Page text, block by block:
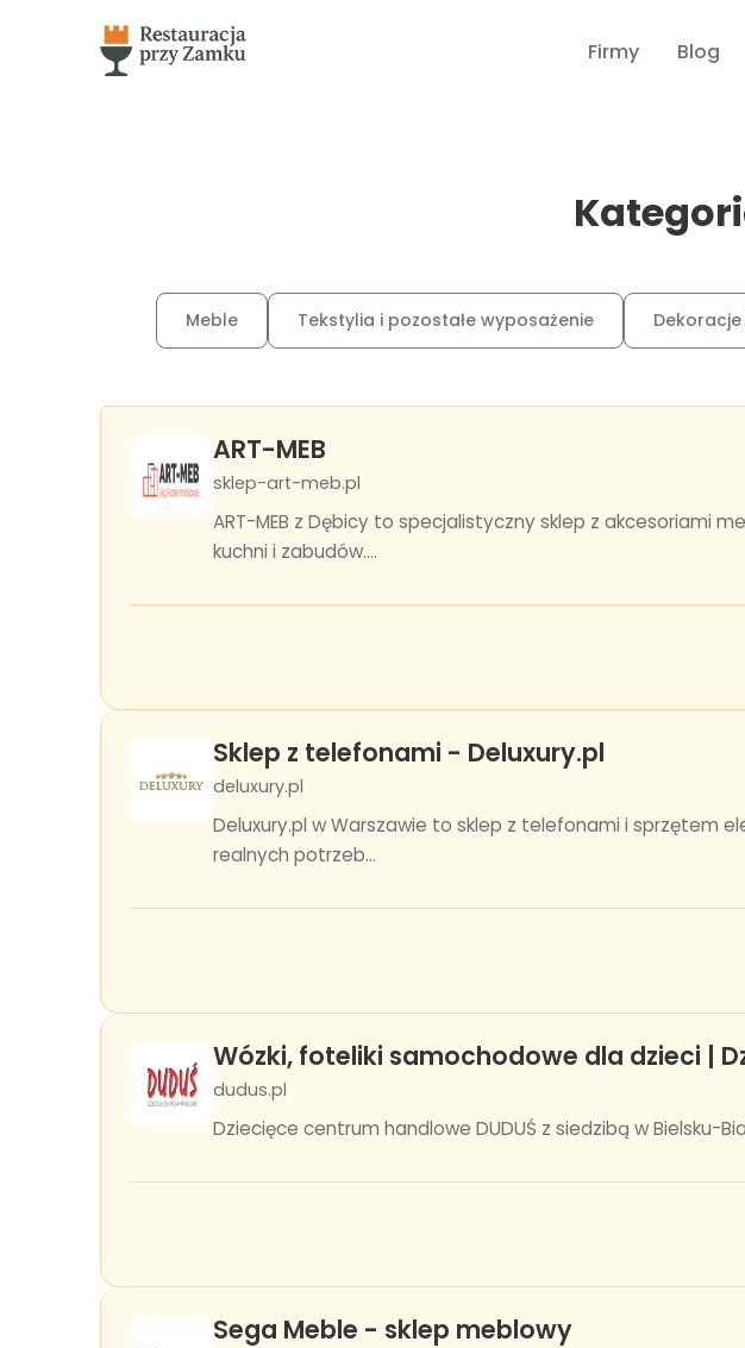
Firmy Blog
Meble Tekstylia i pozostałe wyposażenie
ART-MEB
sklep-art-meb.pl
ART-MEB z Dębicy to specjalistyczny sklep z akcesoriami
kuchni i zabudów....
Sklep z telefonami - Deluxury.pl
deluxury.pl
Deluxury.pl w Warszawie to sklep z telefonami i sprzętem
realnych potrzeb...
Wózki, foteliki samochodowe dla dzieci |
dudus.pl
Dziecięce centrum handlowe DUDUŚ z siedzibą w Bielsku-
Sega Meble - sklep meblowy